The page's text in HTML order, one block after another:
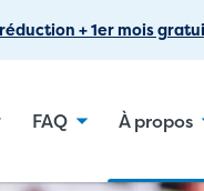
+ 1er mois
FAQ À propos